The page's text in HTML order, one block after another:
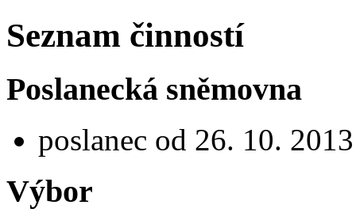
Seznam činností
Poslanecká sněmovna
poslanec od 26. 10.
Výbor